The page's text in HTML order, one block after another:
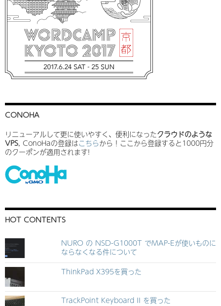
CONOHA
リニューアルして更に使いやすく、便利になったクラウドのような
VPS, ConoHaの登録はこちらから！ここから登録すると1000円分
のクーポンが適用されます!
HOT CONTENTS
NURO の NSD-G1000T でMAP-Eが使いものに
ならなくなる件について
ThinkPad X395を買った
TrackPoint Keyboard II を買った